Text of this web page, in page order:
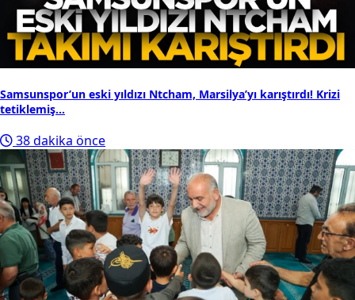
Samsunspor’un eski yıldızı Ntcham, Marsilya’yı karıştırdı! Krizi
tetiklemiş...
38 dakika önce